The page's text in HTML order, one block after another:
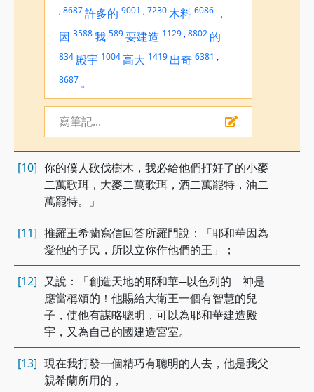
,8687許多的 9001 ,7230木料 6086 ，
因 3588我 589要建造 1129 ,8802 的
834 殿宇 1004高大 1419 出奇 6381 ,
8687 。
寫筆記...
[10] 你的僕人砍伐樹木，我必給他們打好了的小麥
二萬歌珥，大麥二萬歌珥，酒二萬罷特，油二
萬罷特。」
[11] 推羅王希蘭寫信回答所羅門說：「耶和華因為
愛他的子民，所以立你作他們的王」；
[12] 又說：「創造天地的耶和華─以色列的 神是
應當稱頌的！他賜給大衛王一個有智慧的兒
子，使他有謀略聰明，可以為耶和華建造殿
宇，又為自己的國建造宮室。
[13] 現在我打發一個精巧有聰明的人去，他是我父
親希蘭所用的，